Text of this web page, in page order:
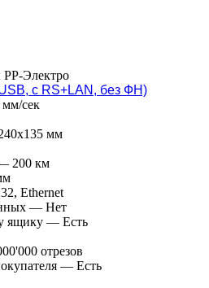
РР-Электро
с RS+LAN, без ФН)
мм/сек
мм
200 км
Ethernet
— Нет
ящику — Есть
отрезов
— Есть